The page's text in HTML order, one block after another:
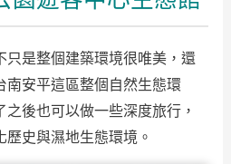
只是整個建築環境很唯美，還
南安平這區整個自然生態環
後也可以做一些深度旅行，
歷史與濕地生態環境。